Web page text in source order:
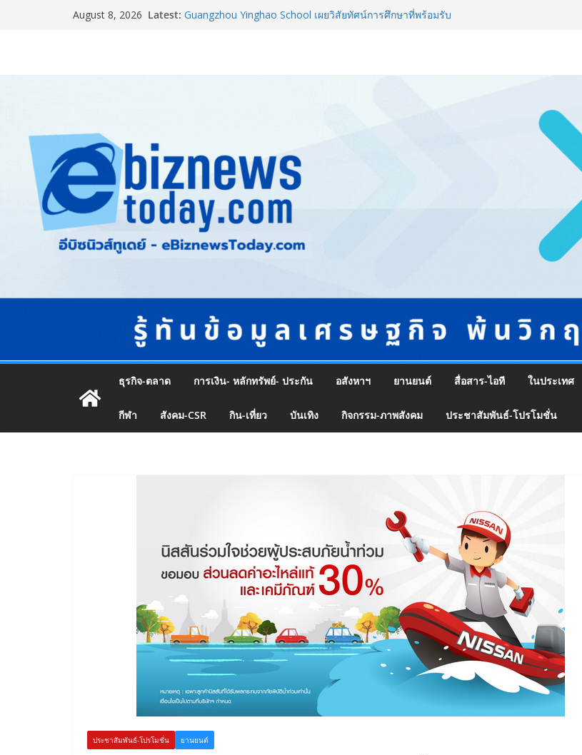
August 8, 2026 Latest: Guangzhou Yinghao School เผยวิสัยทัศน์การศึกษาที่พร้อมรับ
สู่สากล พร้อมชวนผู้ประกอบไทยร่วมงาน “Ceramics Vietnam &
อลิอันซ์ อยุธยา ส่งเสริมคนไทยเตรียมพร้อมรับมือวิกฤต เปิดพื้นที่
“Level Up the Care by Allianz Ayudhya นิทรรศการยกระดับ…
ความเป็นห่วง” ในงาน Hug HeartYai
ธุรกิจ-ตลาด การเงิน- หลักทรัพย์- ประกัน อสังหาฯ ยานยนต์ สื่อสาร-ไอที ในประเทศ
กีฬา สังคม-CSR กิน-เที่ยว บันเทิง กิจกรรม-ภาพสังคม ประชาสัมพันธ์-โปรโมชั่น
ประชาสัมพันธ์-โปรโมชั่น ยานยนต์